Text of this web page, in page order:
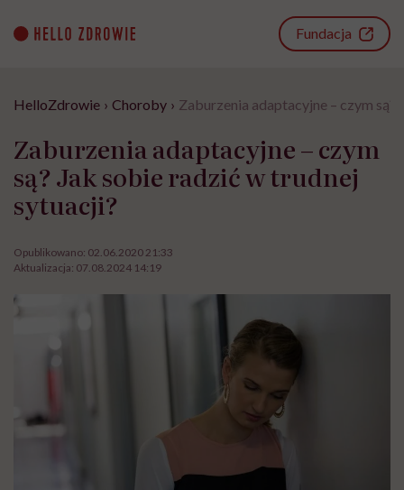
content
Fundacja
HelloZdrowie › Choroby › Zaburzenia adaptacyjne – czym
Zaburzenia adaptacyjne – czym
są? Jak sobie radzić w trudnej
sytuacji?
Opublikowano: 02.06.2020 21:33
Aktualizacja: 07.08.2024 14:19